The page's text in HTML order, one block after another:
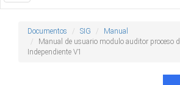
navigation
Documentos SIG
Manual
Manual de usuario modulo auditor proceso
Independiente V1